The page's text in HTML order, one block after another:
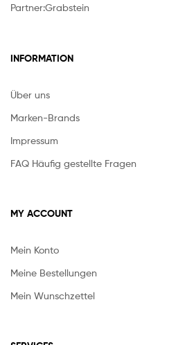
Partner:Grabstein
INFORMATION
Über uns
Marken-Brands
Impressum
FAQ Häufig gestellte Fragen
MY ACCOUNT
Mein Konto
Meine Bestellungen
Mein Wunschzettel